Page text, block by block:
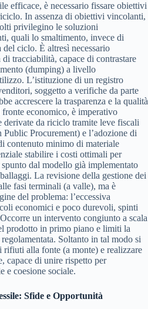
efficace, è necessario fissare obiettivi
In assenza di obiettivi vincolanti,
privilegino le soluzioni
quali lo smaltimento, invece di
ciclo. È altresì necessario
tracciabilità, capace di contrastare
(dumping) a livello
L’istituzione di un registro
soggetto a verifiche da parte
accrescere la trasparenza e la qualità
economico, è imperativo
derivate da riciclo tramite leve fiscali
Procurement) e l’adozione di
contenuto minimo di materiale
stabilire i costi ottimali per
dal modello già implementato
La revisione della gestione dei
fasi terminali (a valle), ma è
del problema: l’eccessiva
economici e poco durevoli, spinti
un intervento congiunto a scala
prodotto in primo piano e limiti la
Soltanto in tal modo si
rifiuti alla fonte (a monte) e realizzare
capace di unire rispetto per
e coesione sociale.
Sfide e Opportunità